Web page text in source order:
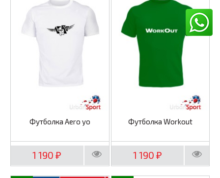
Футболка Aero yo
1 190₽
Футболка Workout
1 190 ₽